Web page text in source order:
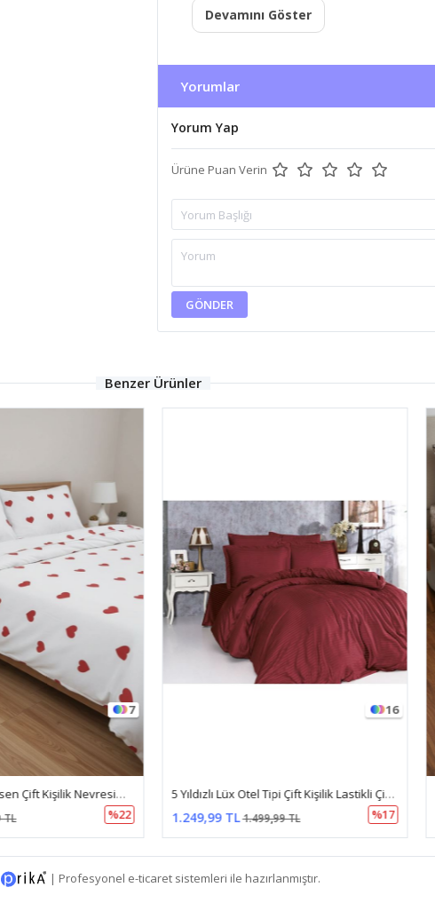
Devamını Göster
Yorumlar
Yorum Yap
Ürüne Puan Verin
GÖNDER
Benzer Ürünler
7
Pamuklu Kalp Desen Çift Kişilik Nevresim Takımı (Çarşafı Lastikli) Beyaz Kırmızı
TL %22
16
5 Yıldızlı Lüx Otel Tipi Çift Kişilik Lastikli Çizgili Pamuk Saten Nevresim Takımı Bordo
1.249,99 TL1.499,99 TL %17
| Profesyonel e-ticaret sistemleri ile hazırlanmıştır.